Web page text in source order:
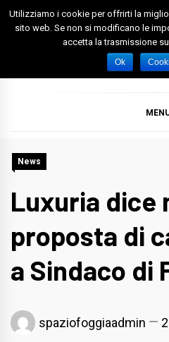
Skip
Spazio
Foggia News Calcio
News
Luxuria dice
proposta di
a Sindaco di
spaziofoggiaadmin
Utilizziamo i cookie per offrirti la
sito web. Se non si modificano le
accetta la trasmissione
Ok